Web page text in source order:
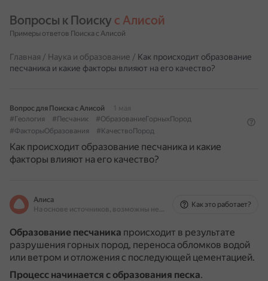
Вопросы к Поиску с Алисой
Примеры ответов Поиска с Алисой
Главная / Наука и образование / Как происходит образование
песчаника и какие факторы влияют на его качество?
Вопрос для Поиска с Алисой
1 мая
#Геология
#Песчаник
#ОбразованиеГорныхПород
#ФакторыОбразования
#КачествоПород
Как происходит образование песчаника и какие
факторы влияют на его качество?
Алиса
На основе источников, возможны неточности
Как это работает?
Образование песчаника происходит в результате
разрушения горных пород, переноса обломков водой
или ветром и отложения с последующей цементацией.
Процесс начинается с образования песка.